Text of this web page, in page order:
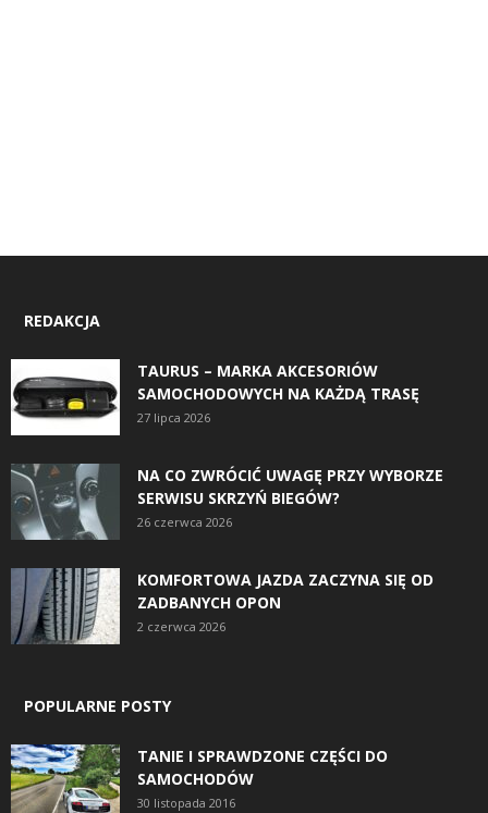
REDAKCJA
TAURUS – MARKA AKCESORIÓW
SAMOCHODOWYCH NA KAŻDĄ TRASĘ
27 lipca 2026
NA CO ZWRÓCIĆ UWAGĘ PRZY WYBORZE
SERWISU SKRZYŃ BIEGÓW?
26 czerwca 2026
KOMFORTOWA JAZDA ZACZYNA SIĘ OD
ZADBANYCH OPON
2 czerwca 2026
POPULARNE POSTY
TANIE I SPRAWDZONE CZĘŚCI DO
SAMOCHODÓW
30 listopada 2016